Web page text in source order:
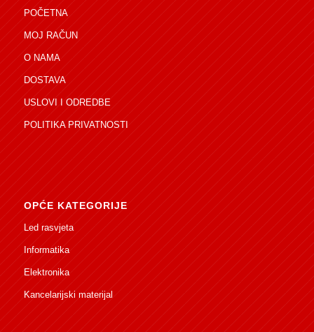
POČETNA
MOJ RAČUN
O NAMA
DOSTAVA
USLOVI I ODREDBE
POLITIKA PRIVATNOSTI
OPĆE KATEGORIJE
Led rasvjeta
Informatika
Elektronika
Kancelarijski materijal